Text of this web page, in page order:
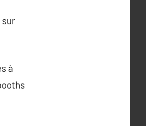
sur
à